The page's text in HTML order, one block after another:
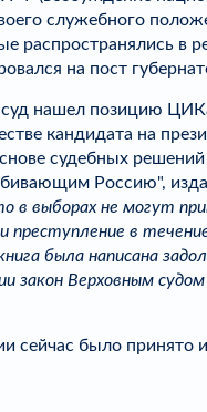
служебного
распространялись в
на пост
суд нашел позицию
кандидата на
судебных
Россию",
в выборах не могут
преступление в
была написана
закон Верховным
сейчас было принято